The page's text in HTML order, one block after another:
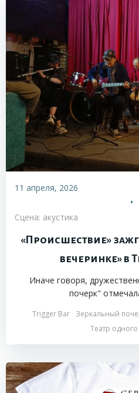
11 апреля, 2026
•
Сцена: акустика
«Происшествие»
вечеринке» в
Иначе говоря,
почерк"
Trigger Bar Зеркальный
Театр одного